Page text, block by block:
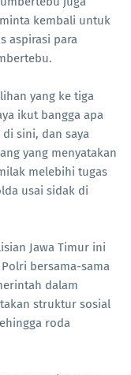
kembali untuk
aspirasi para
yang ke tiga
ikut bangga apa
sini, dan saya
yang menyatakan
melebihi tugas
usai sidak di
Jawa Timur ini
bersama-sama
dalam
struktur sosial
roda